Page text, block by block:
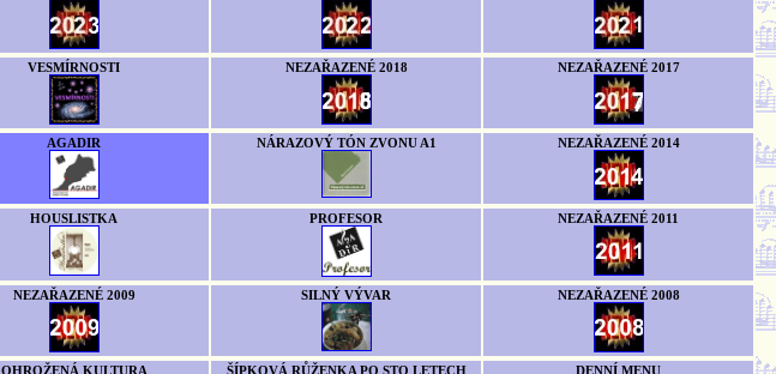
VESMÍRNOSTI NEZAŘAZENÉ 2018 NEZAŘAZENÉ 2017
AGADIR NÁRAZOVÝ TÓN ZVONU A1 NEZAŘAZENÉ 2014
HOUSLISTKA PROFESOR NEZAŘAZENÉ 2011
NEZAŘAZENÉ 2009 SILNÝ VÝVAR NEZAŘAZENÉ 2008
OHROŽENÁ KULTURA ŠÍPKOVÁ RŮŽENKA PO STO LETECH DENNÍ MENU